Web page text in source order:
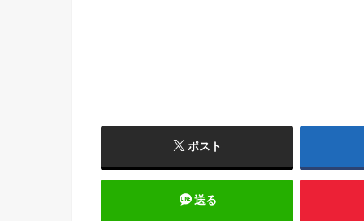
ポスト
送る